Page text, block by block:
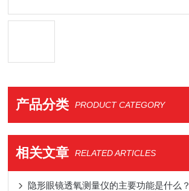
产品分类 PRODUCT CATEGORY
相关文章 RELATED ARTICLES
隐形眼镜透氧测量仪的主要功能是什么？